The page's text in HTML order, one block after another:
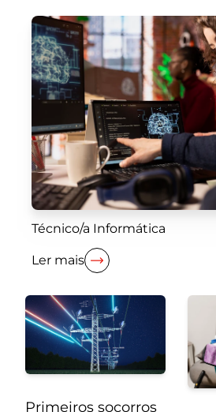
Técnico/a Informática
Ler mais
Primeiros socorros